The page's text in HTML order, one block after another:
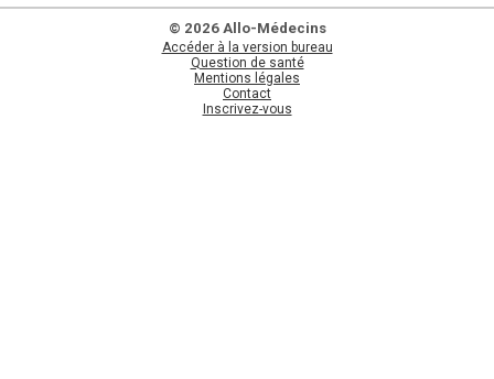
© 2026 Allo-Médecins
Accéder à la version bureau
Question de santé
Mentions légales
Contact
Inscrivez-vous